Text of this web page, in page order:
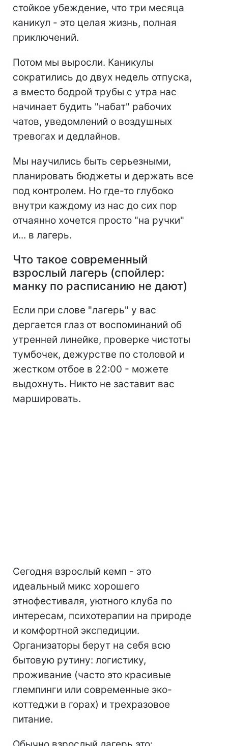
стойкое убеждение, что три месяца
каникул - это целая жизнь, полная
приключений.
Потом мы выросли. Каникулы
сократились до двух недель отпуска,
а вместо бодрой трубы с утра нас
начинает будить "набат" рабочих
чатов, уведомлений о воздушных
тревогах и дедлайнов.
Мы научились быть серьезными,
планировать бюджеты и держать все
под контролем. Но где-то глубоко
внутри каждому из нас до сих пор
отчаянно хочется просто "на ручки"
и... в лагерь.
Что такое современный
взрослый лагерь (спойлер:
манку по расписанию не дают)
Если при слове "лагерь" у вас
дергается глаз от воспоминаний об
утренней линейке, проверке чистоты
тумбочек, дежурстве по столовой и
жестком отбое в 22:00 - можете
выдохнуть. Никто не заставит вас
маршировать.
Сегодня взрослый кемп - это
идеальный микс хорошего
этнофестиваля, уютного клуба по
интересам, психотерапии на природе
и комфортной экспедиции.
Организаторы берут на себя всю
бытовую рутину: логистику,
проживание (часто это красивые
глемпинги или современные эко-
коттеджи в горах) и трехразовое
питание.